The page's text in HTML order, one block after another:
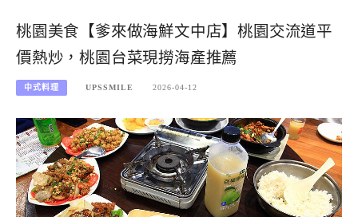
桃園美食【爹來做海鮮文中店】桃園交流道平
價熱炒，桃園台菜現撈海產推薦
中式料理 UPSSMILE 2026-04-12